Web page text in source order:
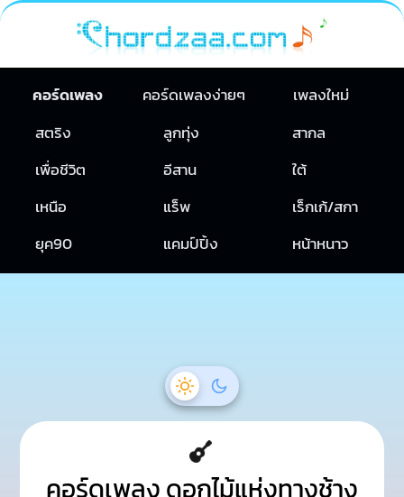
คอร์ดเพลง คอร์ดเพลงง่ายๆ
เพลงใหม่
สตริง
ลูกทุ่ง
สากล
เพื่อชีวิต
อีสาน
ใต้
เหนือ
แร็พ
เร็กเก้/สกา
ยุค90
แคมป์ปิ้ง หน้าหนาว
คอร์ดเพลง ดอกไม้แห่งทางช้าง